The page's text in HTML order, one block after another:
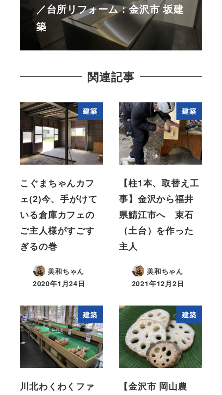
／台所リフォーム：金沢市 坂建
築
関連記事
建築
こぐまちゃんカフ
ェ(2)今、手がけて
いる倉庫カフェの
ご主人様がすごす
ぎるの巻
美和ちゃん
2020年1月24日
建築
【柱1本、取替え工
事】金沢から福井
県鯖江市へ 束石
（土台）を作った
主人
美和ちゃん
2021年12月2日
建築
川北わくわくファ
建築
【金沢市 岡山農